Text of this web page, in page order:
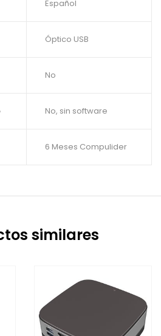
Español
Óptico USB
No
No, sin software
6 Meses Compulider
similares